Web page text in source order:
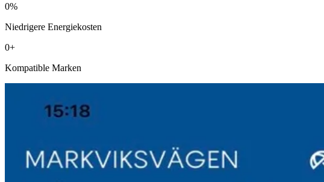
0%
Niedrigere Energiekosten
0+
Kompatible Marken